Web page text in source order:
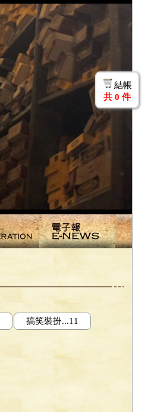
結帳
共 0 件
搞笑裝扮...11